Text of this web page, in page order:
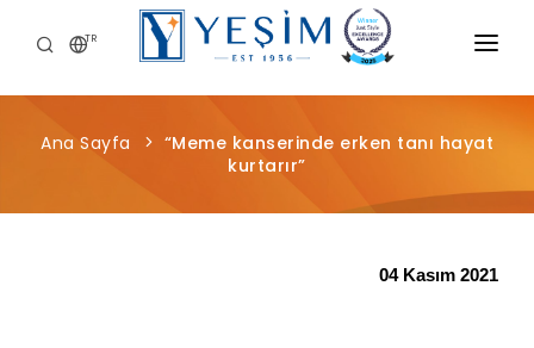
TR
KURUMSAL
ÜRÜNLERIMIZ
ÖNCE İNSAN
Ana Sayfa
“Meme kanserinde erken tanı hayat
kurtarır”
04 Kasım 2021